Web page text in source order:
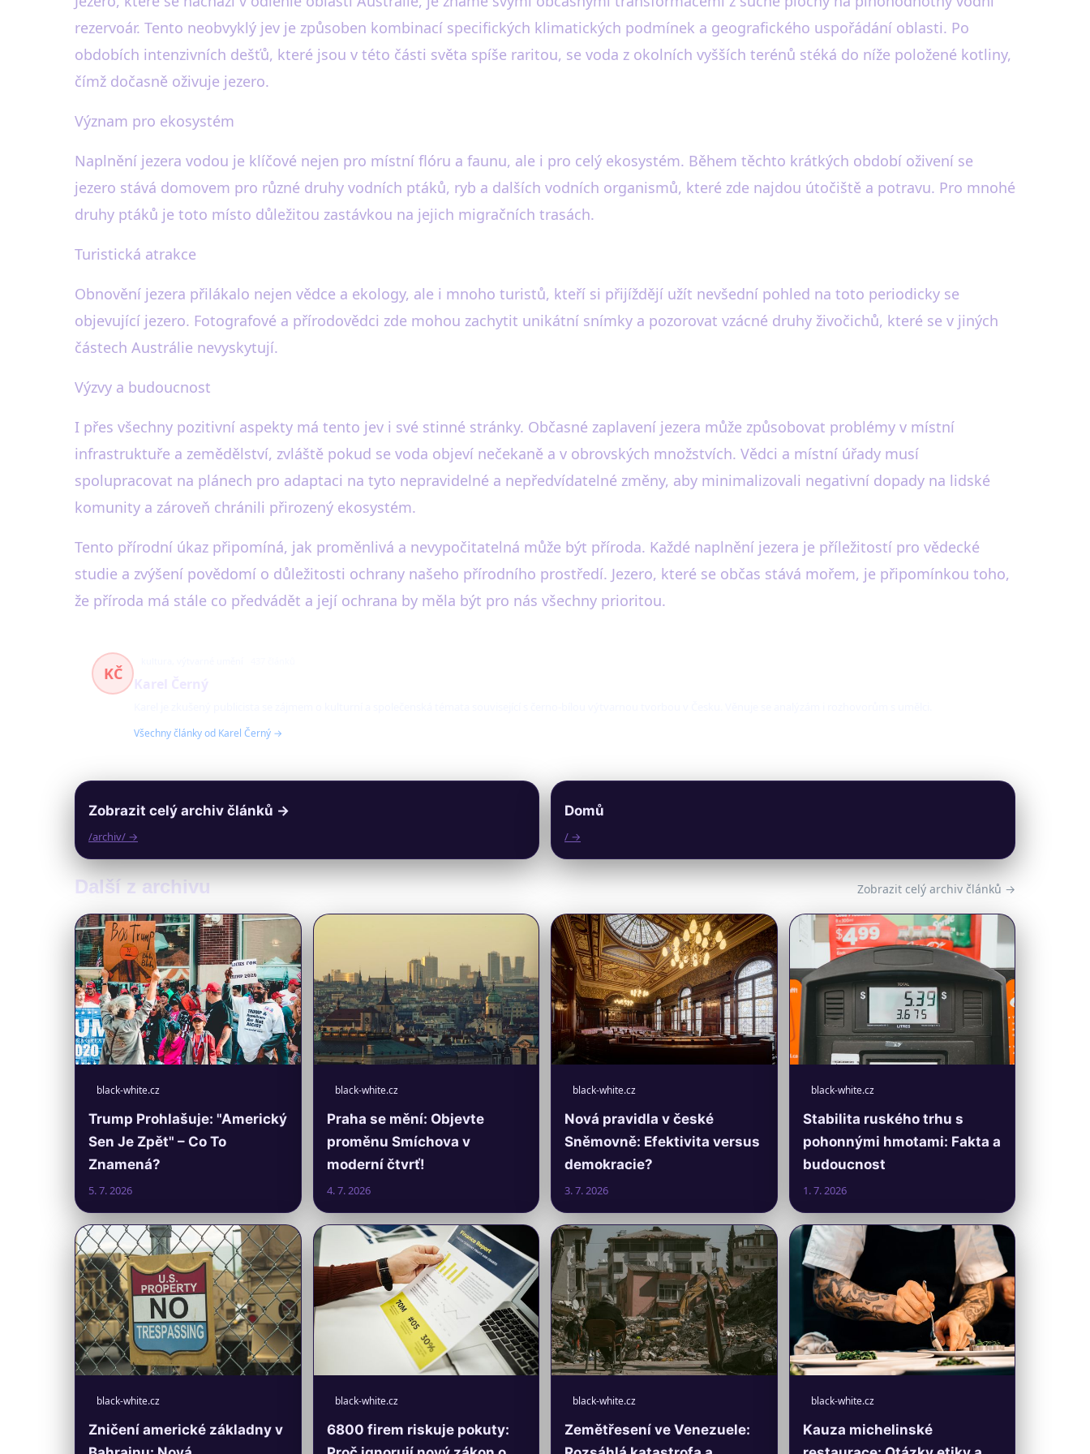
rezervoár. Tento neobvyklý jev je způsoben kombinací specifických klimatických podmínek a geografického uspořádání oblasti. Po
obdobích intenzivních dešťů, které jsou v této části světa spíše raritou, se voda z okolních vyšších terénů stéká do níže položené kotliny,
čímž dočasně oživuje jezero.
Význam pro ekosystém
Naplnění jezera vodou je klíčové nejen pro místní flóru a faunu, ale i pro celý ekosystém. Během těchto krátkých období oživení se
jezero stává domovem pro různé druhy vodních ptáků, ryb a dalších vodních organismů, které zde najdou útočiště a potravu. Pro mnohé
druhy ptáků je toto místo důležitou zastávkou na jejich migračních trasách.
Turistická atrakce
Obnovění jezera přilákalo nejen vědce a ekology, ale i mnoho turistů, kteří si přijíždějí užít nevšední pohled na toto periodicky se
objevující jezero. Fotografové a přírodovědci zde mohou zachytit unikátní snímky a pozorovat vzácné druhy živočichů, které se v jiných
částech Austrálie nevyskytují.
Výzvy a budoucnost
I přes všechny pozitivní aspekty má tento jev i své stinné stránky. Občasné zaplavení jezera může způsobovat problémy v místní
infrastruktuře a zemědělství, zvláště pokud se voda objeví nečekaně a v obrovských množstvích. Vědci a místní úřady musí
spolupracovat na plánech pro adaptaci na tyto nepravidelné a nepředvídatelné změny, aby minimalizovali negativní dopady na lidské
komunity a zároveň chránili přirozený ekosystém.
Tento přírodní úkaz připomíná, jak proměnlivá a nevypočitatelná může být příroda. Každé naplnění jezera je příležitostí pro vědecké
studie a zvýšení povědomí o důležitosti ochrany našeho přírodního prostředí. Jezero, které se občas stává mořem, je připomínkou toho,
že příroda má stále co předvádět a její ochrana by měla být pro nás všechny prioritou.
KČ
Všechny články od Karel Černý →
Zobrazit celý archiv článků →
/archiv/ →
Domů
/ →
Další z archivu Zobrazit celý archiv článků →
black-white.cz
Trump Prohlašuje: "Americký
Sen Je Zpět" – Co To
Znamená?
5. 7. 2026
black-white.cz
Praha se mění: Objevte
proměnu Smíchova v
moderní čtvrť!
4. 7. 2026
black-white.cz
Nová pravidla v české
Sněmovně: Efektivita versus
demokracie?
3. 7. 2026
black-white.cz
Stabilita ruského trhu s
pohonnými hmotami: Fakta a
budoucnost
1. 7. 2026
black-white.cz
Zničení americké základny v
black-white.cz
6800 firem riskuje pokuty:
black-white.cz
Zemětřesení ve Venezuele:
black-white.cz
Kauza michelinské